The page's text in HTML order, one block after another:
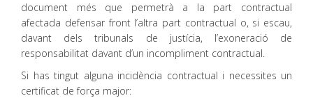
document més que permetrà a la part contractual
afectada defensar front l’altra part contractual o, si escau,
davant dels tribunals de justícia, l’exoneració de
responsabilitat davant d’un incompliment contractual.
Si has tingut alguna incidència contractual i necessites un
certificat de força major: